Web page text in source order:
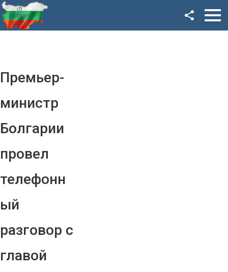
Премьер-
министр
Болгарии
провел
телефонн
ый
разговор с
главой